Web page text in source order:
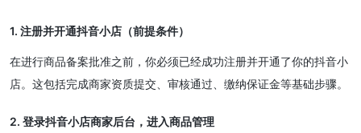
1. 注册并开通抖音小店（前提条件）
在进行商品备案批准之前，你必须已经成功注册并开通了你的抖音小
店。这包括完成商家资质提交、审核通过、缴纳保证金等基础步骤。
2. 登录抖音小店商家后台，进入商品管理